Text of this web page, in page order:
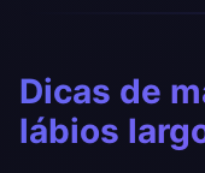
Dicas de
lábios